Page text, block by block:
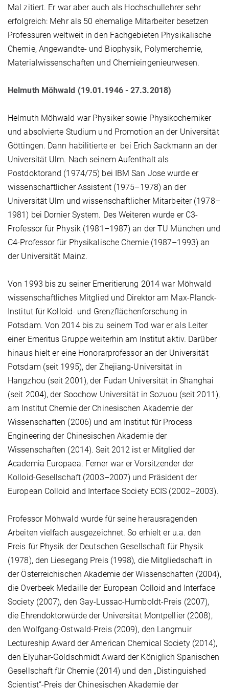
Mal zitiert. Er war aber auch als Hochschullehrer sehr
erfolgreich: Mehr als 50 ehemalige Mitarbeiter besetzen
Professuren weltweit in den Fachgebieten Physikalische
Chemie, Angewandte- und Biophysik, Polymerchemie,
Materialwissenschaften und Chemieingenieurwesen.
Helmuth Möhwald (19.01.1946 - 27.3.2018)
Helmuth Möhwald war Physiker sowie Physikochemiker
und absolvierte Studium und Promotion an der Universität
Göttingen. Dann habilitierte er bei Erich Sackmann an der
Universität Ulm. Nach seinem Aufenthalt als
Postdoktorand (1974/75) bei IBM San Jose wurde er
wissenschaftlicher Assistent (1975–1978) an der
Universität Ulm und wissenschaftlicher Mitarbeiter (1978–
1981) bei Dornier System. Des Weiteren wurde er C3-
Professor für Physik (1981–1987) an der TU München und
C4-Professor für Physikalische Chemie (1987–1993) an
der Universität Mainz.
Von 1993 bis zu seiner Emeritierung 2014 war Möhwald
wissenschaftliches Mitglied und Direktor am Max-Planck-
Institut für Kolloid- und Grenzflächenforschung in
Potsdam. Von 2014 bis zu seinem Tod war er als Leiter
einer Emeritus Gruppe weiterhin am Institut aktiv. Darüber
hinaus hielt er eine Honorarprofessor an der Universität
Potsdam (seit 1995), der Zhejiang-Universität in
Hangzhou (seit 2001), der Fudan Universität in Shanghai
(seit 2004), der Soochow Universität in Sozuou (seit 2011),
am Institut Chemie der Chinesischen Akademie der
Wissenschaften (2006) und am Institut für Process
Engineering der Chinesischen Akademie der
Wissenschaften (2014). Seit 2012 ist er Mitglied der
Academia Europaea. Ferner war er Vorsitzender der
Kolloid-Gesellschaft (2003–2007) und Präsident der
European Colloid and Interface Society ECIS (2002–2003).
Professor Möhwald wurde für seine herausragenden
Arbeiten vielfach ausgezeichnet. So erhielt er u.a. den
Preis für Physik der Deutschen Gesellschaft für Physik
(1978), den Liesegang Preis (1998), die Mitgliedschaft in
der Österreichischen Akademie der Wissenschaften (2004),
die Overbeek Medaille der European Colloid and Interface
Society (2007), den Gay-Lussac-Humboldt-Preis (2007),
die Ehrendoktorwürde der Universität Montpellier (2008),
den Wolfgang-Ostwald-Preis (2009), den Langmuir
Lectureship Award der American Chemical Society (2014),
den Elyuhar-Goldschmidt Award der Königlich Spanischen
Gesellschaft für Chemie (2014) und den „Distinguished
Scientist“-Preis der Chinesischen Akademie der